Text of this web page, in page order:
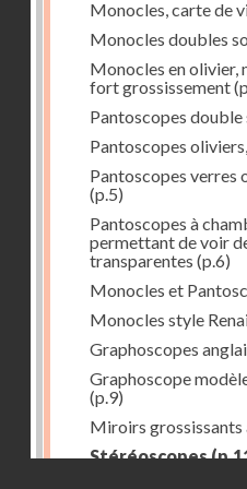
Monocles, carte de
Monocles doubles
Monocles en olivier,
fort grossissement
Pantoscopes double
Pantoscopes
Pantoscopes verres
(p.5)
Pantoscopes à
permettant de voir
transparentes (p.6)
Monocles et
Monocles style
Graphoscopes
Graphoscope
(p.9)
Miroirs grossissants
Stéréoscopes